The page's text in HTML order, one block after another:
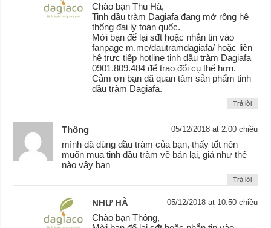
Chào bạn Thu Hà,
Tinh dầu tràm Dagiafa đang mở rộng hệ
thống đại lý toàn quốc.
Mời bạn để lại sđt hoặc nhắn tin vào
fanpage m.me/dautramdagiafa/ hoặc liên
hệ trực tiếp hotline tinh dầu tràm Dagiafa
0901.809.484 để trao đổi cụ thể hơn.
Cảm ơn bạn đã quan tâm sản phẩm tinh
dầu tràm Dagiafa.
Trả lời
Thông 05/12/2018 at 2:00 chiều
mình đã dùng dầu tràm của bạn, thấy tốt nên
muốn mua tinh dầu tràm về bán lại, giá như thế
nào vậy bạn
Trả lời
NHƯ HÀ 05/12/2018 at 10:50 chiều
Chào bạn Thông,